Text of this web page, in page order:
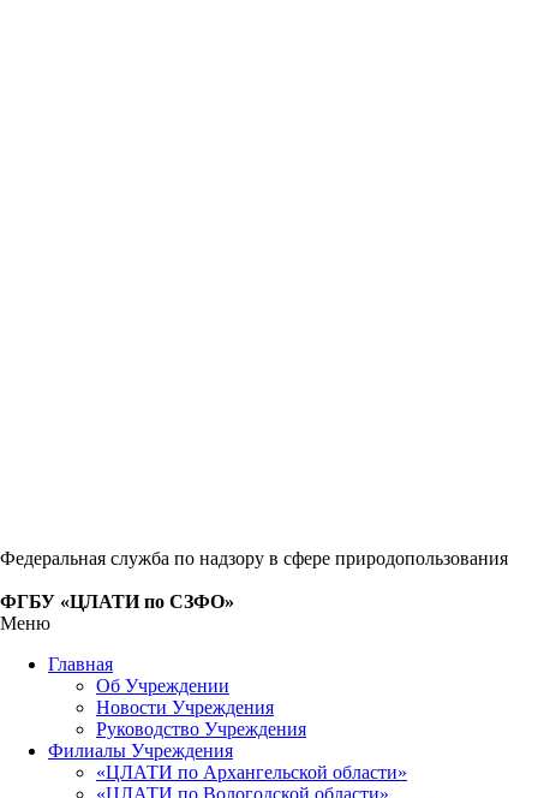
Федеральная служба по надзору в сфере природопользования
ФГБУ «ЦЛАТИ по СЗФО»
Меню
Главная
Об Учреждении
Новости Учреждения
Руководство Учреждения
Филиалы Учреждения
«ЦЛАТИ по Архангельской области»
«ЦЛАТИ по Вологодской области»